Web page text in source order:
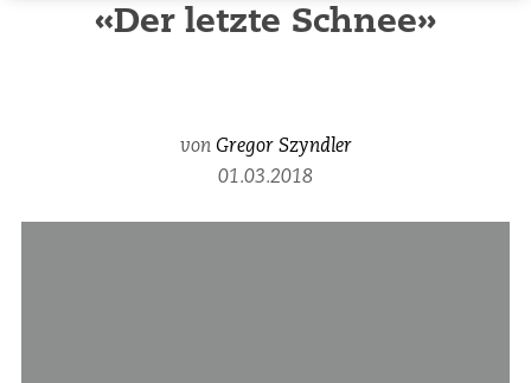
«Der letzte Schnee»
von Gregor Szyndler
01.03.2018